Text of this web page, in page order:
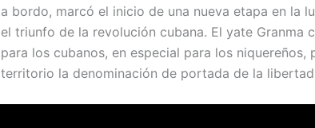
a bordo, marcó el inicio de una nueva etapa en la
el triunfo de la revolución cubana. El yate
para los cubanos, en especial para los
territorio la denominación de portada de la